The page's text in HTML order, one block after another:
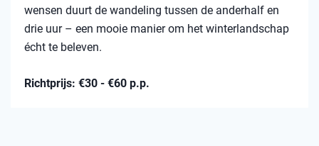
wensen duurt de wandeling tussen de anderhalf en
drie uur – een mooie manier om het winterlandschap
écht te beleven.
Richtprijs: €30 - €60 p.p.